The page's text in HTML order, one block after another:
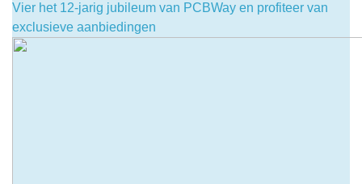
Vier het 12-jarig jubileum van PCBWay en profiteer van
exclusieve aanbiedingen